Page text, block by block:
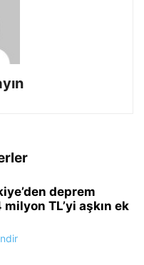
deprem
TL’yi aşkın ek